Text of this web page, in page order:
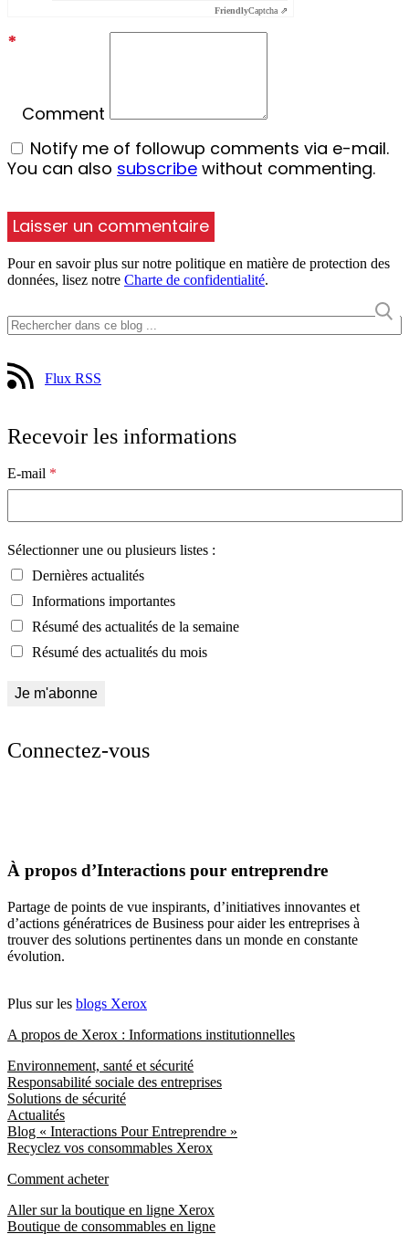
FriendlyCaptcha ⇗
Comment
*
Notify me of followup comments via e-mail.
You can also subscribe without commenting.
Pour en savoir plus sur notre politique en matière de protection des
données, lisez notre Charte de confidentialité.
Flux RSS
Recevoir les informations
E-mail *
Sélectionner une ou plusieurs listes :
Dernières actualités
Informations importantes
Résumé des actualités de la semaine
Résumé des actualités du mois
Connectez-vous
À propos d’Interactions pour entreprendre
Partage de points de vue inspirants, d’initiatives innovantes et
d’actions génératrices de Business pour aider les entreprises à
trouver des solutions pertinentes dans un monde en constante
évolution.
Plus sur les blogs Xerox
A propos de Xerox : Informations institutionnelles
Environnement, santé et sécurité
Responsabilité sociale des entreprises
Solutions de sécurité
Actualités
Blog « Interactions Pour Entreprendre »
Recyclez vos consommables Xerox
Comment acheter
Aller sur la boutique en ligne Xerox
Boutique de consommables en ligne